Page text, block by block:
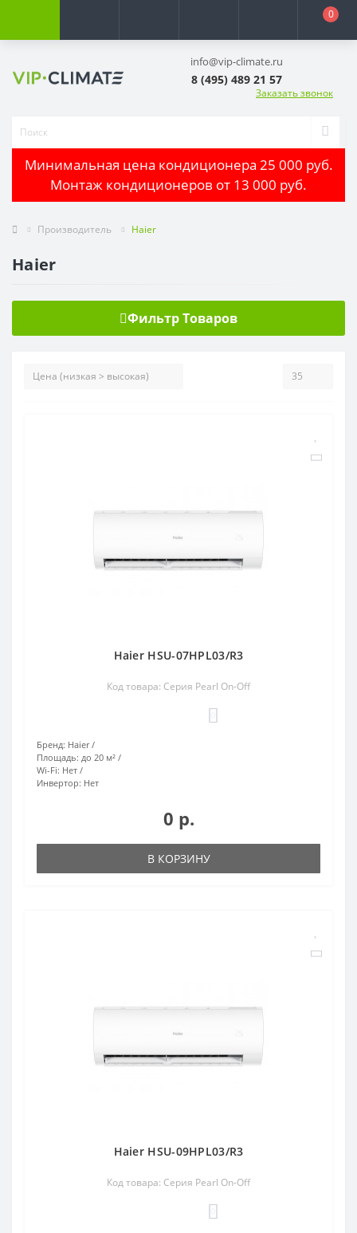
0
info@vip-climate.ru
8 (495) 489 21 57
Заказать звонок
Минимальная цена кондиционера 25 000 руб.
Монтаж кондиционеров от 13 000 руб.
Производитель Haier
Haier
Фильтр Товаров
Haier HSU-07HPL03/R3
Код товара: Серия Pearl On-Off
Бренд: Haier
Площадь: до 20 м²
Wi-Fi: Нет
Инвертор: Нет
0 р.
В КОРЗИНУ
Haier HSU-09HPL03/R3
Код товара: Серия Pearl On-Off